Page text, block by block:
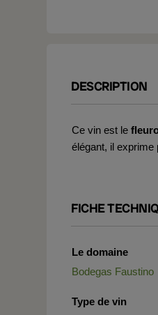
DESCRIPTION
Ce vin est le
élégant, il
FICHE
Le domaine
Bodegas Faustino
Type de vin